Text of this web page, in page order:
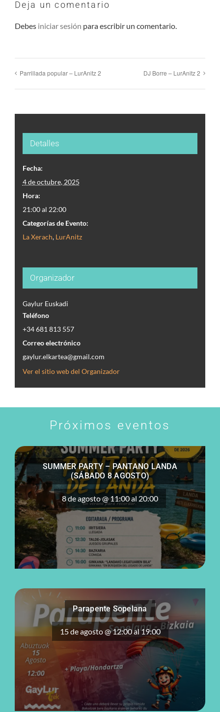
Deja un comentario
Debes iniciar sesión para escribir un comentario.
Parrillada popular – LurAnitz 2 DJ Borre – LurAnitz 2
Detalles
Fecha:
4 de octubre, 2025
Hora:
21:00 al 22:00
Categorías de Evento:
La Xerach, LurAnitz
Organizador
Gaylur Euskadi
Teléfono
+34 681 813 557
Correo electrónico
gaylur.elkartea@gmail.com
Ver el sitio web del Organizador
Próximos eventos
SUMMER PARTY – PANTANO LANDA
(SÁBADO 8 AGOSTO)
8 de agosto @ 11:00al 20:00
Parapente Sopelana
15 de agosto @ 12:00al19:00
¿Tienes una idea que te gustaría
compartir?
BUZÓN DE
SUGERENCIAS